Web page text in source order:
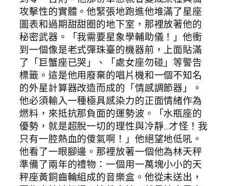
攻擊性的實體。他緊張地跑進他堆滿了星座
圖表和過期甜甜圈的地下室，那裡放著他的
秘密武器。「我需要星象學輔助儀！」他衝
到一個像是老式彈珠臺的機器前，上面貼滿
了「巨蟹座已哭」、「處女座勿碰」等警告
標籤。這是他用廢棄的唱片機和一個不知名
的外星計算器改造而成的「情感調節器」。
他必須輸入一種極具感染力的正面情緒作為
燃料，來抵抗那負面的運勢波。「水瓶座的
優勢，就是超脫一切的理性與冷靜…才怪！我
只有一腔熱血的傻氣啊！」他絕望地低吼。
他看了一眼腳邊。那裡放著一個他為林天秤
準備了兩年的禮物：一個用一萬塊小小的天
秤座黃銅齒輪組成的音樂盒。他從未送出，